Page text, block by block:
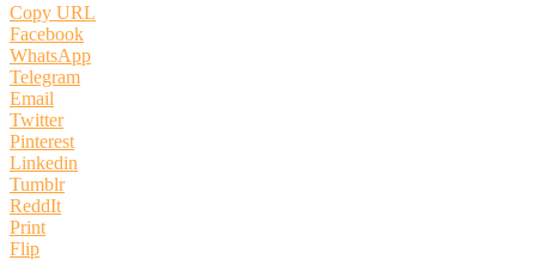
Copy URL
Facebook
WhatsApp
Telegram
Email
Twitter
Pinterest
Linkedin
Tumblr
ReddIt
Print
Flip